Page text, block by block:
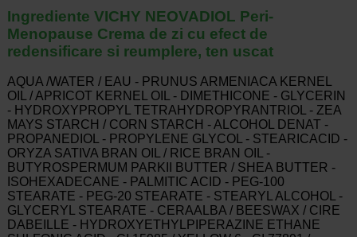
Ingrediente VICHY NEOVADIOL Peri-
Menopause Crema de zi cu efect de
redensificare si reumplere, ten uscat
AQUA /WATER / EAU - PRUNUS ARMENIACA KERNEL
OIL / APRICOT KERNEL OIL - DIMETHICONE - GLYCERIN
- HYDROXYPROPYL TETRAHYDROPYRANTRIOL - ZEA
MAYS STARCH / CORN STARCH - ALCOHOL DENAT -
PROPANEDIOL - PROPYLENE GLYCOL - STEARICACID -
ORYZA SATIVA BRAN OIL / RICE BRAN OIL -
BUTYROSPERMUM PARKII BUTTER / SHEA BUTTER -
ISOHEXADECANE - PALMITIC ACID - PEG-100
STEARATE - PEG-20 STEARATE - STEARYL ALCOHOL -
GLYCERYL STEARATE - CERAALBA / BEESWAX / CIRE
DABEILLE - HYDROXYETHYLPIPERAZINE ETHANE